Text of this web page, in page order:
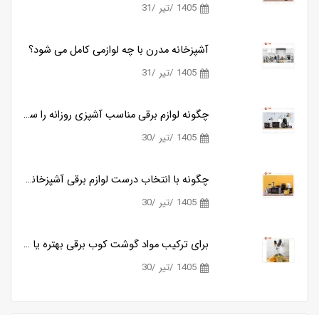
1405 /تیر /31
آشپزخانه مدرن با چه لوازمی کامل می شود؟
1405 /تیر /31
چگونه لوازم برقی مناسب آشپزی روزانه را ساده تر می کنند؟
1405 /تیر /30
چگونه با انتخاب درست لوازم برقی آشپزخانه، زمان آشپزی را نصف کنیم؟
1405 /تیر /30
برای ترکیب مواد گوشت کوب برقی بهتره یا مخلوط کن؟
1405 /تیر /30